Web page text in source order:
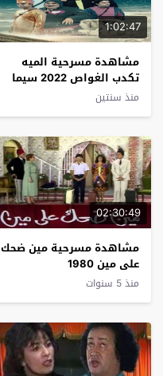
1:02:47
مشاهدة مسرحية الميه
تكدب الغواص 2022 سيما
كلوب
منذ سنتين
02:30:49
مشاهدة مسرحية مين ضحك
على مين 1980
منذ 5 سنوات